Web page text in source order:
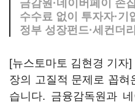
금감원·네이버페이 손
수수료 없이 투자자·
정부 성장펀드·세컨더
[뉴스토마토 김현경 기자
장의 고질적 문제로 꼽혀
습니다. 금융감독원과